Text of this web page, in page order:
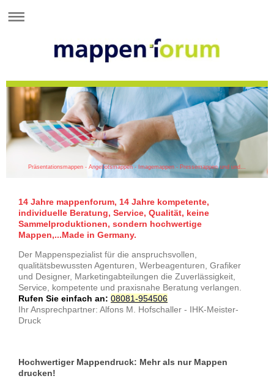
Präsentationsmappen - Angebotsmappen - Imagemappen - Pressemappen und und...
14 Jahre mappenforum, 14 Jahre kompetente,
individuelle Beratung, Service, Qualität, keine
Sammelproduktionen, sondern hochwertige
Mappen,...Made in Germany.
Der Mappenspezialist für die anspruchsvollen,
qualitätsbewussten Agenturen, Werbeagenturen, Grafiker
und Designer, Marketingabteilungen die Zuverlässigkeit,
Service, kompetente und praxisnahe Beratung verlangen.
Rufen Sie einfach an: 08081-954506
Ihr Ansprechpartner: Alfons M. Hofschaller - IHK-Meister-
Druck
Hochwertiger Mappendruck: Mehr als nur Mappen
drucken!